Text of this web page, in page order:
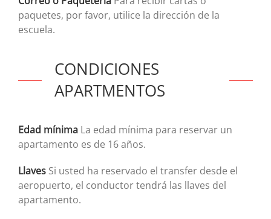
paquetes, por favor, utilice la dirección de la
escuela.
CONDICIONES
APARTMENTOS
Edad mínima La edad mínima para reservar un
apartamento es de 16 años.
Llaves Si usted ha reservado el transfer desde el
aeropuerto, el conductor tendrá las llaves del
apartamento.